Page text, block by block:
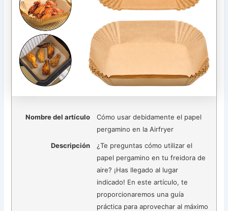
Nombre del artículo
Cómo usar debidamente el papel
pergamino en la Airfryer
Descripción
¿Te preguntas cómo utilizar el
papel pergamino en tu freidora de
aire? ¡Has llegado al lugar
indicado! En este artículo, te
proporcionaremos una guía
práctica para aprovechar al máximo